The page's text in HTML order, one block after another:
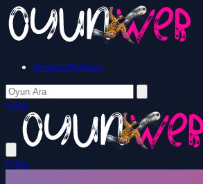
İletişim/Reklam
Giriş
Giriş